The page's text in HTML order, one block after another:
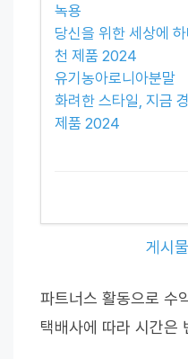
녹용
당신을 위한 세상에
천 제품 2024
유기농아로니아분말
화려한 스타일, 지금
제품 2024
게시
파트너스 활동으로 수
택배사에 따라 시간은